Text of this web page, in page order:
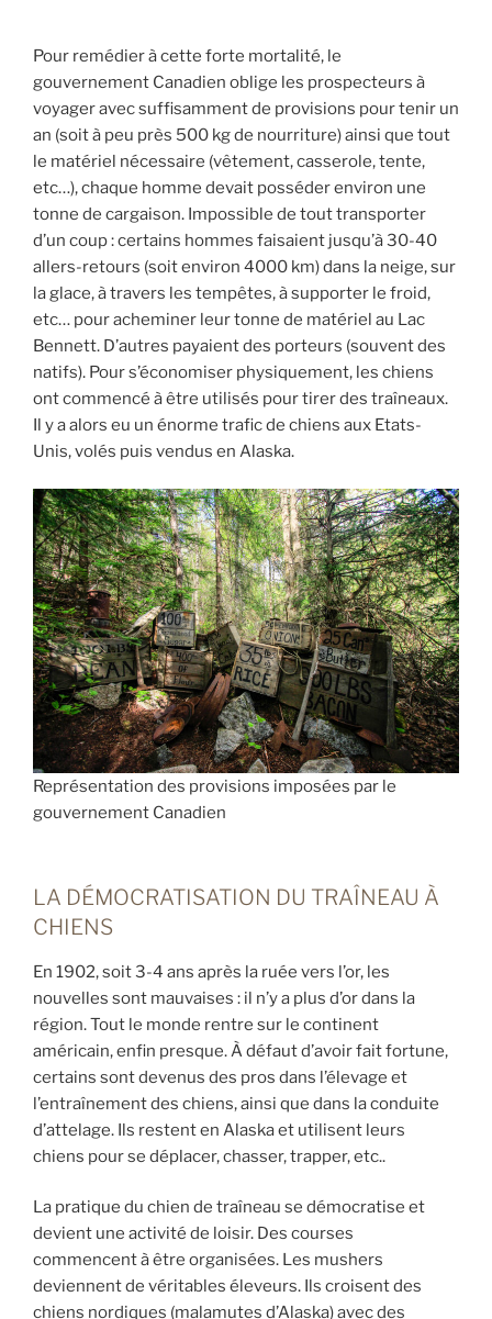
Pour remédier à cette forte mortalité, le
gouvernement Canadien oblige les prospecteurs à
voyager avec suffisamment de provisions pour tenir un
an (soit à peu près 500 kg de nourriture) ainsi que tout
le matériel nécessaire (vêtement, casserole, tente,
etc…), chaque homme devait posséder environ une
tonne de cargaison. Impossible de tout transporter
d’un coup : certains hommes faisaient jusqu’à 30-40
allers-retours (soit environ 4000 km) dans la neige, sur
la glace, à travers les tempêtes, à supporter le froid,
etc… pour acheminer leur tonne de matériel au Lac
Bennett. D’autres payaient des porteurs (souvent des
natifs). Pour s’économiser physiquement, les chiens
ont commencé à être utilisés pour tirer des traîneaux.
Il y a alors eu un énorme trafic de chiens aux Etats-
Unis, volés puis vendus en Alaska.
Représentation des provisions imposées par le
gouvernement Canadien
LA DÉMOCRATISATION DU TRAÎNEAU À
CHIENS
En 1902, soit 3-4 ans après la ruée vers l’or, les
nouvelles sont mauvaises : il n’y a plus d’or dans la
région. Tout le monde rentre sur le continent
américain, enfin presque. À défaut d’avoir fait fortune,
certains sont devenus des pros dans l’élevage et
l’entraînement des chiens, ainsi que dans la conduite
d’attelage. Ils restent en Alaska et utilisent leurs
chiens pour se déplacer, chasser, trapper, etc..
La pratique du chien de traîneau se démocratise et
devient une activité de loisir. Des courses
commencent à être organisées. Les mushers
deviennent de véritables éleveurs. Ils croisent des
chiens nordiques (malamutes d’Alaska) avec des